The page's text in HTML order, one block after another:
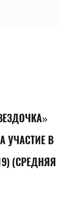
УЧАСТИЕ В
(СРЕДНЯЯ